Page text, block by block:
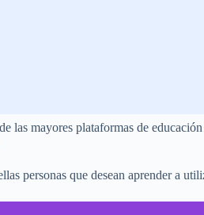
mayores plataformas de
personas que desean aprender a